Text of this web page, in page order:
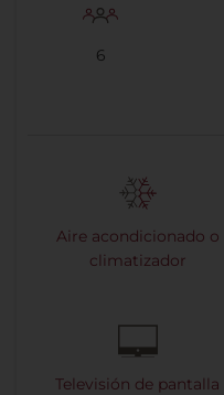
6
Aire acondicionado o
climatizador
Televisión de pantalla